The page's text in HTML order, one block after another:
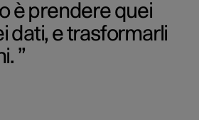
è prendere quei
dati, e trasformarli